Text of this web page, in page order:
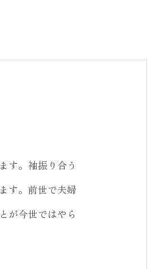
す。袖振り合う
す。前世で夫婦
が今世ではやら